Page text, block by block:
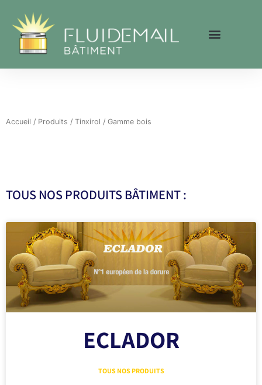
contenu
Accueil / Produits / Tinxirol / Gamme bois
TOUS NOS PRODUITS BÂTIMENT :
ECLADOR
TOUS NOS PRODUITS